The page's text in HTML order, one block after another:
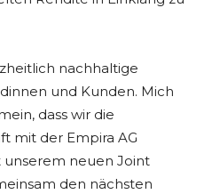
nachhaltige
und Kunden. Mich
dass wir die
mit der Empira AG
unserem neuen Joint
den nächsten